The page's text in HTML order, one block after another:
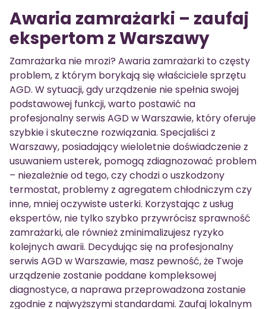
Awaria zamrażarki – zaufaj
ekspertom z Warszawy
Zamrażarka nie mrozi? Awaria zamrażarki to częsty
problem, z którym borykają się właściciele sprzętu
AGD. W sytuacji, gdy urządzenie nie spełnia swojej
podstawowej funkcji, warto postawić na
profesjonalny serwis AGD w Warszawie, który oferuje
szybkie i skuteczne rozwiązania. Specjaliści z
Warszawy, posiadający wieloletnie doświadczenie z
usuwaniem usterek, pomogą zdiagnozować problem
– niezależnie od tego, czy chodzi o uszkodzony
termostat, problemy z agregatem chłodniczym czy
inne, mniej oczywiste usterki. Korzystając z usług
ekspertów, nie tylko szybko przywrócisz sprawność
zamrażarki, ale również zminimalizujesz ryzyko
kolejnych awarii. Decydując się na profesjonalny
serwis AGD w Warszawie, masz pewność, że Twoje
urządzenie zostanie poddane kompleksowej
diagnostyce, a naprawa przeprowadzona zostanie
zgodnie z najwyższymi standardami. Zaufaj lokalnym